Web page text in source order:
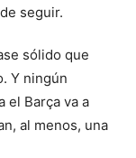
seguir.
sólido que
Y ningún
el Barça va a
al menos, una